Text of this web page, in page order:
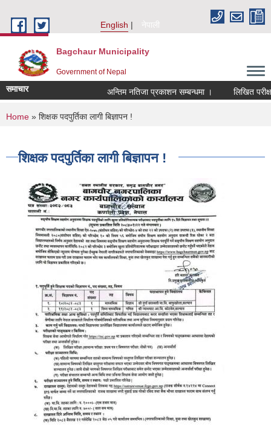
English
नेपाली
Bagchaur Municipality
Government of Nepal
समाचार अन्तिम नतिजा प्रकाशन सम्बन्धमा । लिखित
You are here
Home » शिक्षक पदपुर्तिका लागी बिज्ञापन !
शिक्षक पदपुर्तिका लागी बिज्ञापन !